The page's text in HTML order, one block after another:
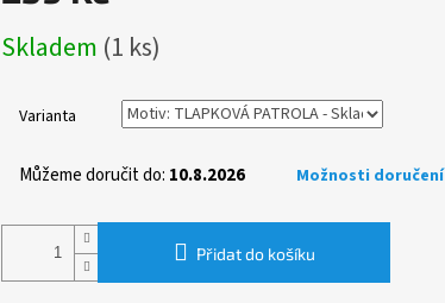
cena:
Skladem (1 ks)
Varianta
Můžeme doručit do: 10.8.2026 Možnosti doručení
Přidat do košíku